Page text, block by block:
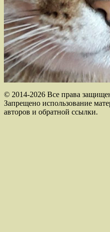
© 2014-2026 Все права
Запрещено использование
авторов и обратной ссылки.